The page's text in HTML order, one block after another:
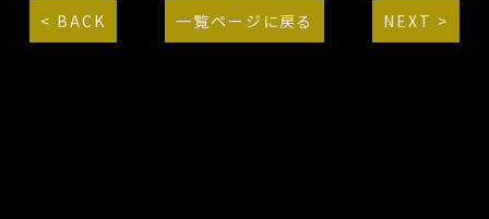
< BACK 一覧ページに戻る NEXT >